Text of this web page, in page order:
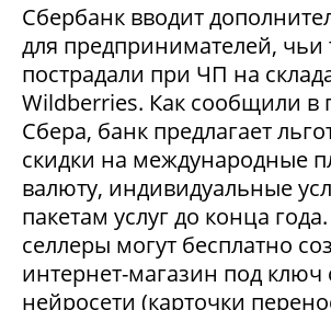
Сбербанк вводит
для предпринимателей, чьи
пострадали при ЧП на
Wildberries. Как сообщили в
Сбера, банк предлагает
скидки на международные
валюту, индивидуальные
пакетам услуг до конца
селлеры могут бесплатно
интернет-магазин под
нейросети (карточки